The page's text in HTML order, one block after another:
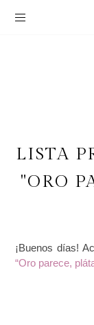
LISTA
"ORO
¡Buenos días!
“Oro parece,